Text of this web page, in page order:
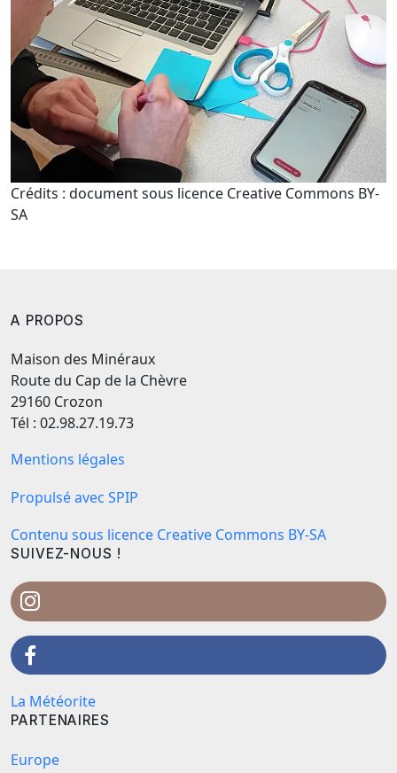
Crédits : document sous licence Creative Commons BY-
SA
A PROPOS
Maison des Minéraux
Route du Cap de la Chèvre
29160 Crozon
Tél : 02.98.27.19.73
Mentions légales
Propulsé avec SPIP
Contenu sous licence Creative Commons BY-SA
SUIVEZ-NOUS !
La Météorite
PARTENAIRES
Europe